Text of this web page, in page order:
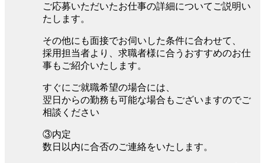
ご応募いただいたお仕事の詳細についてご説明い
たします。
その他にも面接でお伺いした条件に合わせて、
採用担当者より、求職者様に合うおすすめのお仕
事もご紹介いたします。
すぐにご就職希望の場合には、
翌日からの勤務も可能な場合もございますのでご
相談ください
③内定
数日以内に合否のご連絡をいたします。